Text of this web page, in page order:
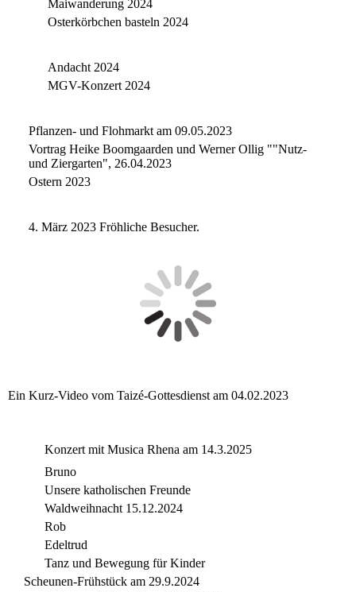
Maiwanderung 2024
Osterkörbchen basteln 2024
Andacht 2024
MGV-Konzert 2024
Pflanzen- und Flohmarkt am 09.05.2023
Vortrag Heike Boomgaarden und Werner Ollig ""Nutz-
und Ziergarten", 26.04.2023
Ostern 2023
4. März 2023 Fröhliche Besucher.
Ein Kurz-Video vom Taizé-Gottesdienst am 04.02.2023
Konzert mit Musica Rhena am 14.3.2025
Bruno
Unsere katholischen Freunde
Waldweihnacht 15.12.2024
Rob
Edeltrud
Tanz und Bewegung für Kinder
Scheunen-Frühstück am 29.9.2024